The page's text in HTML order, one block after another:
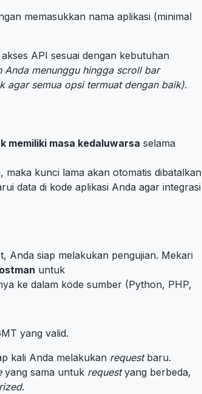
memasukkan nama aplikasi (minimal
API sesuai dengan kebutuhan
Anda menunggu hingga scroll bar
agar semua opsi termuat dengan baik).
memiliki masa kedaluwarsa selama
, maka kunci lama akan otomatis dibatalkan
data di kode aplikasi Anda agar integrasi
Anda siap melakukan pengujian. Mekari
untuk
ke dalam kode sumber (Python, PHP,
yang valid.
kali Anda melakukan requestbaru.
yang sama untuk requestyang berbeda,
.